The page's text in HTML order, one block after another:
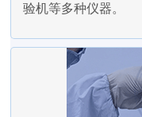
验机等多种仪器。